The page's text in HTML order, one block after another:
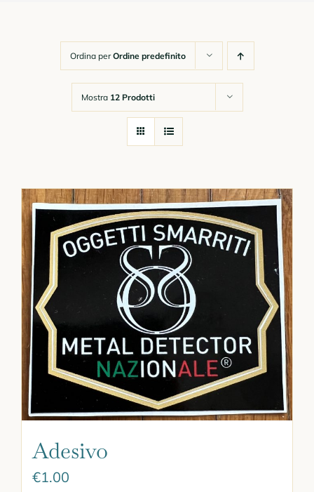
Corsi Online
Contatti
Ordina perOrdine predefinito
Mostra 12 Prodotti
Adesivo
€1.00